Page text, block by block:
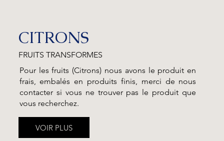
CITRONS
FRUITS TRANSFORMES
Pour les fruits (Citrons) nous avons le produit en
frais, embalés en produits finis, merci de nous
contacter si vous ne trouver pas le produit que
vous recherchez.
VOIR PLUS